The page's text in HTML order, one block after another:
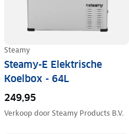
Steamy
Steamy-E Elektrische
Koelbox - 64L
249,95
Verkoop doorSteamy Products B.V.